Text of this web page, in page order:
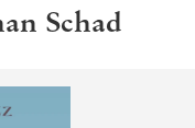
Schad